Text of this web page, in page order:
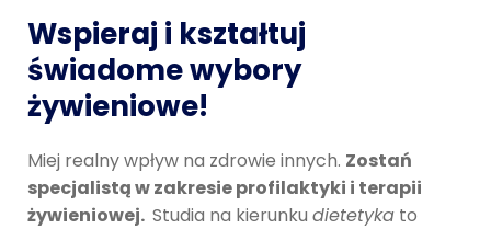
Wspieraj i kształtuj
świadome wybory
żywieniowe!
Miej realny wpływ na zdrowie innych. Zostań
specjalistą w zakresie profilaktyki i terapii
żywieniowej. Studia na kierunku dietetyka to